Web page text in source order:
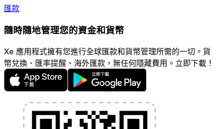
匯款
隨時隨地管理您的資金和貨幣
Xe 應用程式擁有您進行全球匯款和貨幣管理所需的一切。貨
幣兌換、匯率提醒、海外匯款，無任何隱藏費用。立即下載！